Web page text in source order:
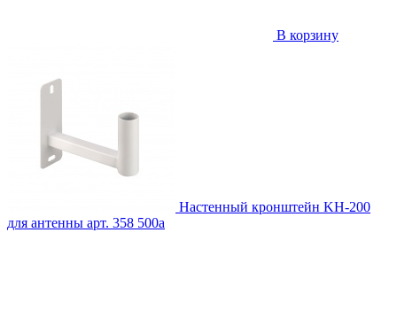
В корзину
Настенный кронштейн KH-200
для антенны арт. 358 500a